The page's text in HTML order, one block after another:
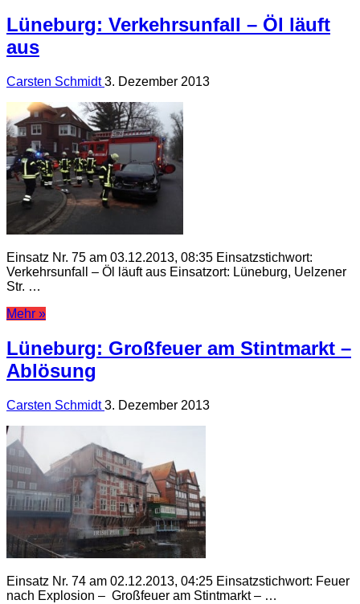
Lüneburg: Verkehrsunfall – Öl läuft
aus
Carsten Schmidt3. Dezember 2013
Einsatz Nr. 75 am 03.12.2013, 08:35 Einsatzstichwort:
Verkehrsunfall – Öl läuft aus Einsatzort: Lüneburg, Uelzener
Str. …
Mehr »
Lüneburg: Großfeuer am Stintmarkt –
Ablösung
Carsten Schmidt3. Dezember 2013
Einsatz Nr. 74 am 02.12.2013, 04:25 Einsatzstichwort: Feuer
nach Explosion – Großfeuer am Stintmarkt – …